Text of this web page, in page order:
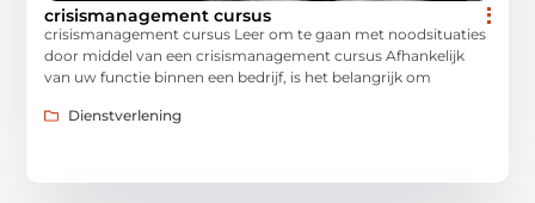
crisismanagement cursus
crisismanagement cursus Leer om te gaan met noodsituaties
door middel van een crisismanagement cursus Afhankelijk
van uw functie binnen een bedrijf, is het belangrijk om
Dienstverlening